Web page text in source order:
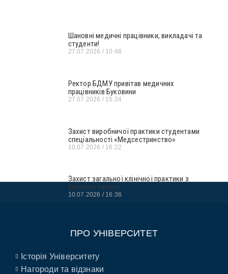
Шановні медичні працівники, викладачі та
студенти!
27.07.2026 10:48
Ректор БДМУ привітав медичних
працівників Буковини
27.07.2026 15:24
Захист виробничої практики студентами
спеціальності «Медсестринство»
10.07.2026 16:22
Захист загальної клінічної практики з
фізичної терапії
10.07.2026 16:36
ПРО УНІВЕРСИТЕТ
Історія Університету
Нагороди та відзнаки